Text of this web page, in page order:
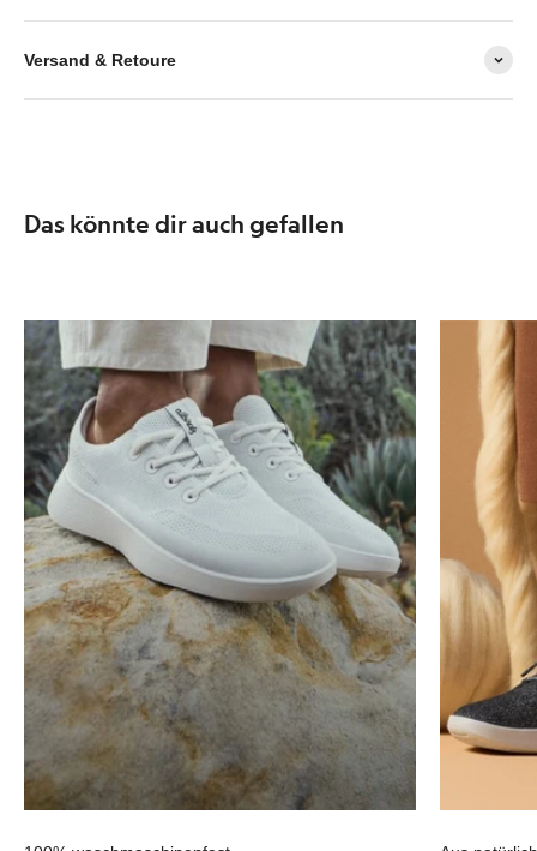
Versand & Retoure
Das könnte dir auch gefallen